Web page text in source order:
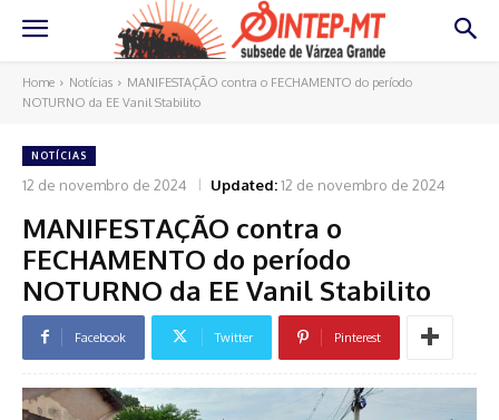
Home Notícias
MANIFESTAÇÃO contra o FECHAMENTO do período
NOTURNO da EE Vanil Stabilito
NOTÍCIAS
12 de novembro de 2024 Updated:12 de novembro de 2024
MANIFESTAÇÃO contra o
FECHAMENTO do período
NOTURNO da EE Vanil Stabilito
Facebook Twitter Pinterest